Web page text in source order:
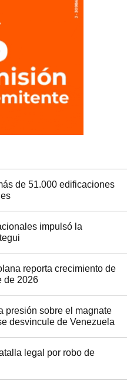
de 51.000 edificaciones
impulsó la
reporta crecimiento de
de 2026
presión sobre el magnate
desvincule de Venezuela
legal por robo de